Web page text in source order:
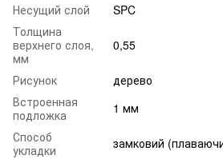
Несущий слой
SPC
Толщина
верхнего слоя,
мм
0,55
Рисунок
дерево
Встроенная
подложка
1 мм
Способ
укладки
замковий